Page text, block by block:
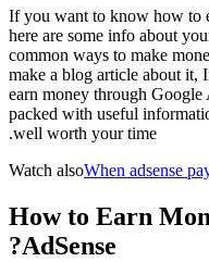
If you want to know how to
here are some info about
common ways to make
make a blog article about
earn money through Google
packed with useful
well worth your time.
Watch alsoWhen adsense
How to Earn
AdSense?